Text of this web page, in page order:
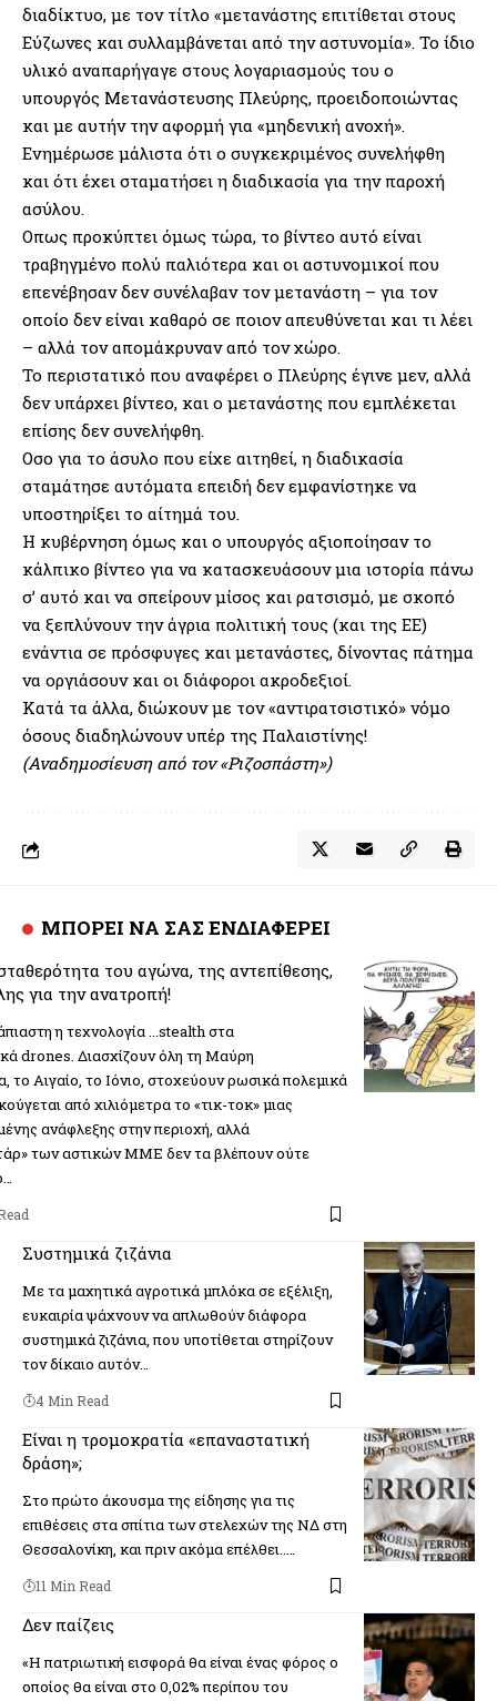
διαδίκτυο, με τον τίτλο «μετανάστης επιτίθεται στους
Εύζωνες και συλλαμβάνεται από την αστυνομία». Το ίδιο
υλικό αναπαρήγαγε στους λογαριασμούς του ο
υπουργός Μετανάστευσης Πλεύρης, προειδοποιώντας
και με αυτήν την αφορμή για «μηδενική ανοχή».
Ενημέρωσε μάλιστα ότι ο συγκεκριμένος συνελήφθη
και ότι έχει σταματήσει η διαδικασία για την παροχή
ασύλου.
Οπως προκύπτει όμως τώρα, το βίντεο αυτό είναι
τραβηγμένο πολύ παλιότερα και οι αστυνομικοί που
επενέβησαν δεν συνέλαβαν τον μετανάστη – για τον
οποίο δεν είναι καθαρό σε ποιον απευθύνεται και τι λέει
– αλλά τον απομάκρυναν από τον χώρο.
Το περιστατικό που αναφέρει ο Πλεύρης έγινε μεν, αλλά
δεν υπάρχει βίντεο, και ο μετανάστης που εμπλέκεται
επίσης δεν συνελήφθη.
Οσο για το άσυλο που είχε αιτηθεί, η διαδικασία
σταμάτησε αυτόματα επειδή δεν εμφανίστηκε να
υποστηρίξει το αίτημά του.
Η κυβέρνηση όμως και ο υπουργός αξιοποίησαν το
κάλπικο βίντεο για να κατασκευάσουν μια ιστορία πάνω
σ’ αυτό και να σπείρουν μίσος και ρατσισμό, με σκοπό
να ξεπλύνουν την άγρια πολιτική τους (και της ΕΕ)
ενάντια σε πρόσφυγες και μετανάστες, δίνοντας πάτημα
να οργιάσουν και οι διάφοροι ακροδεξιοί.
Κατά τα άλλα, διώκουν με τον «αντιρατσιστικό» νόμο
όσους διαδηλώνουν υπέρ της Παλαιστίνης!
(Αναδημοσίευση από τον «Ριζοσπάστη»)
ΜΠΟΡΕΙ ΝΑ ΣΑΣ ΕΝΔΙΑΦΕΡΕΙ
του αγώνα, της αντεπίθεσης,
για την ανατροπή!
η τεχνολογία ...stealth στα
drones. Διασχίζουν όλη τη Μαύρη
το Αιγαίο, το Ιόνιο, στοχεύουν ρωσικά πολεμικά
από χιλιόμετρα το «τικ-τοκ» μιας
ανάφλεξης στην περιοχή, αλλά
των αστικών ΜΜΕ δεν τα βλέπουν ούτε
Συστημικά ζιζάνια
Με τα μαχητικά αγροτικά μπλόκα σε εξέλιξη,
ευκαιρία ψάχνουν να απλωθούν διάφορα
συστημικά ζιζάνια, που υποτίθεται στηρίζουν
τον δίκαιο αυτόν…
4 Min Read
Είναι η τρομοκρατία «επαναστατική
δράση»;
Στο πρώτο άκουσμα της είδησης για τις
επιθέσεις στα σπίτια των στελεχών της ΝΔ στη
Θεσσαλονίκη, και πριν ακόμα επέλθει..…
11 Min Read
Δεν παίζεις
«Η πατριωτική εισφορά θα είναι ένας φόρος ο
οποίος θα είναι στο 0,02% περίπου του